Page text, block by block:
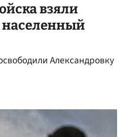
взяли
населенный
Александровку